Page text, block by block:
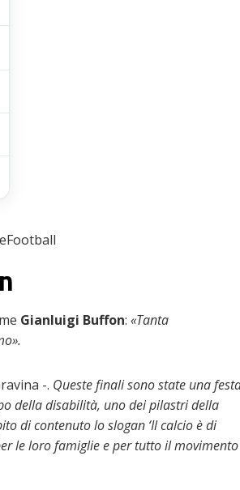
Gianluigi Buffon: «Tanta
-. Queste finali sono state una
della disabilità, uno dei pilastri della
di contenuto lo slogan ‘Il calcio è di
le loro famiglie e per tutto il movimento